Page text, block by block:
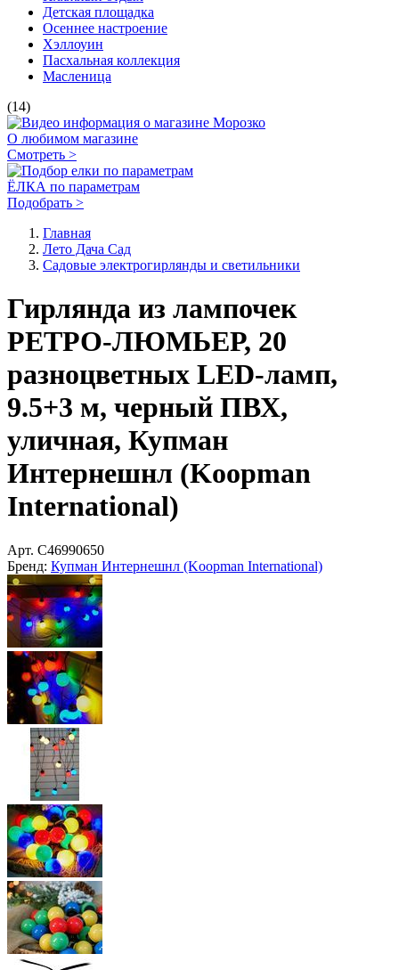
Детская площадка
Осеннее настроение
Хэллоуин
Пасхальная коллекция
Масленица
(14)
О любимом магазине
Смотреть >
ЁЛКА по параметрам
Подобрать >
Главная
Лето Дача Сад
Садовые электрогирлянды и светильники
Гирлянда из лампочек
РЕТРО-ЛЮМЬЕР, 20
разноцветных LED-ламп,
9.5+3 м, черный ПВХ,
уличная, Купман
Интернешнл (Koopman
International)
Арт. C46990650
Бренд: Купман Интернешнл (Koopman International)